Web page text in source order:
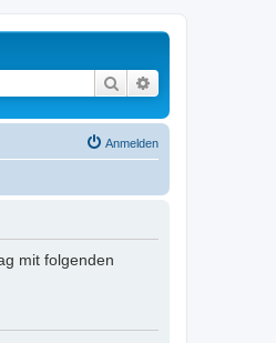
Suche
Anmelden
mit folgenden